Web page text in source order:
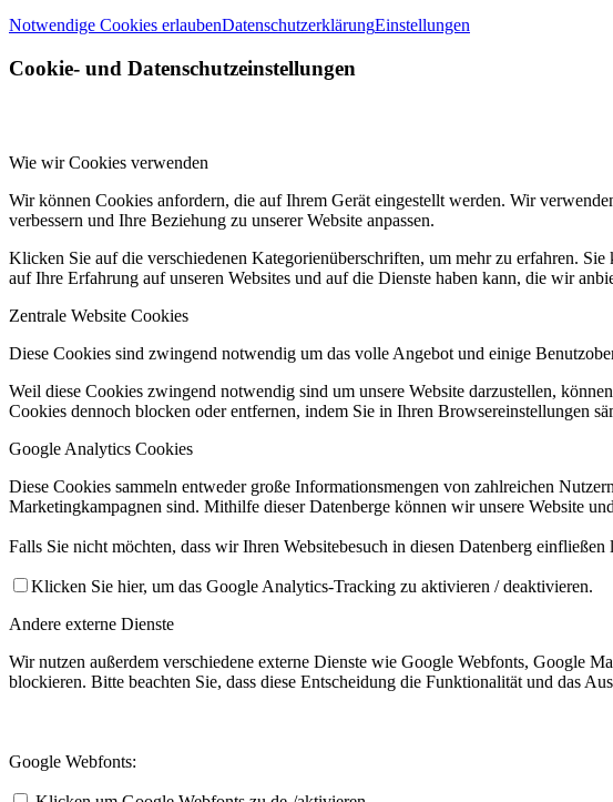
Notwendige Cookies erlaubenDatenschutzerklärungEinstellungen
Cookie- und Datenschutzeinstellungen
Wie wir Cookies verwenden
Wir können Cookies anfordern, die auf Ihrem Gerät eingestellt werden. Wir
verbessern und Ihre Beziehung zu unserer Website anpassen.
Klicken Sie auf die verschiedenen Kategorienüberschriften, um mehr zu erfahren.
auf Ihre Erfahrung auf unseren Websites und auf die Dienste haben kann, die wir
Zentrale Website Cookies
Diese Cookies sind zwingend notwendig um das volle Angebot und einige
Weil diese Cookies zwingend notwendig sind um unsere Website darzustellen,
Cookies dennoch blocken oder entfernen, indem Sie in Ihren Browsereinstellungen
Google Analytics Cookies
Diese Cookies sammeln entweder große Informationsmengen von zahlreichen
Marketingkampagnen sind. Mithilfe dieser Datenberge können wir unsere Website
Falls Sie nicht möchten, dass wir Ihren Websitebesuch in diesen Datenberg
Klicken Sie hier, um das Google Analytics-Tracking zu aktivieren / deaktivieren.
Andere externe Dienste
Wir nutzen außerdem verschiedene externe Dienste wie Google Webfonts, Google
blockieren. Bitte beachten Sie, dass diese Entscheidung die Funktionalität und das
Google Webfonts: